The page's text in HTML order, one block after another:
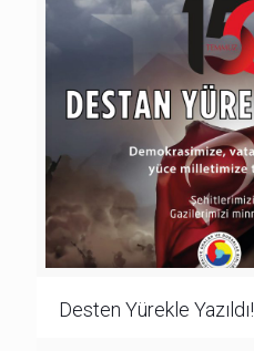
Desten Yürekle Yazıldı!